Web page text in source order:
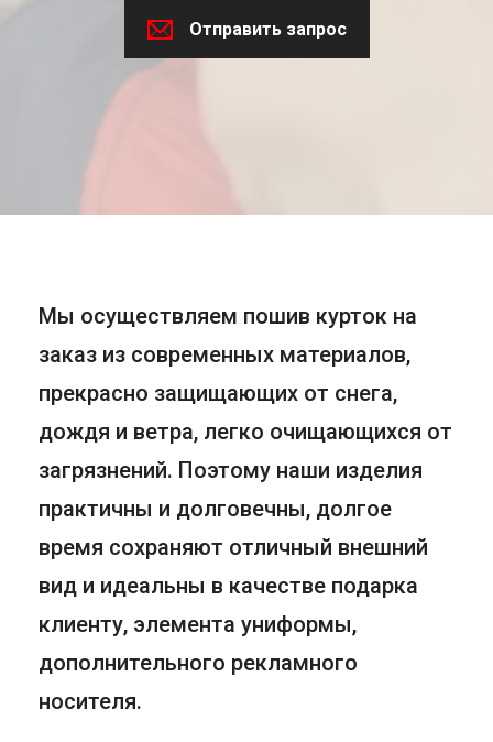
Отправить запрос
Мы осуществляем пошив курток на
заказ из современных материалов,
прекрасно защищающих от снега,
дождя и ветра, легко очищающихся от
загрязнений. Поэтому наши изделия
практичны и долговечны, долгое
время сохраняют отличный внешний
вид и идеальны в качестве подарка
клиенту, элемента униформы,
дополнительного рекламного
носителя.